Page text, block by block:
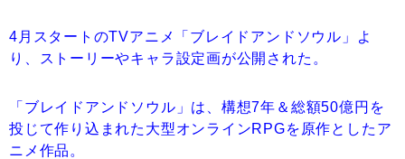
4月スタートのTVアニメ「ブレイドアンドソウル」よ
り、ストーリーやキャラ設定画が公開された。
「ブレイドアンドソウル」は、構想7年＆総額50億円を
投じて作り込まれた大型オンラインRPGを原作としたア
ニメ作品。